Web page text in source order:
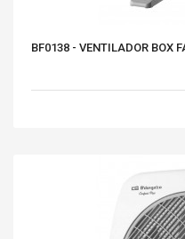
BF0138 - VENTILADOR BOX